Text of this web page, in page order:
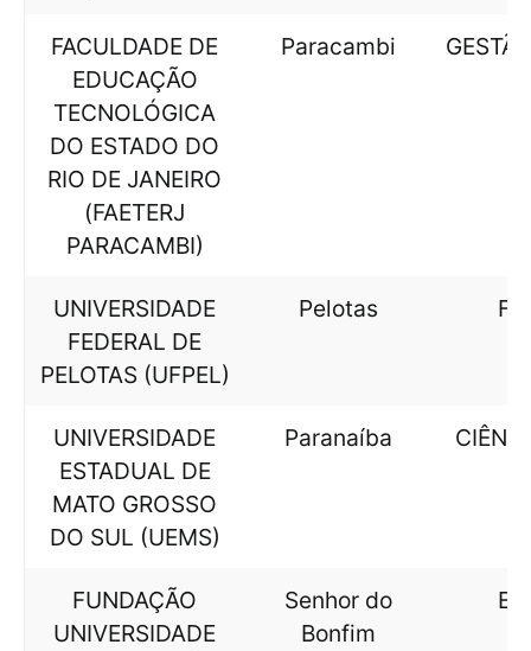
FACULDADE DE
EDUCAÇÃO
TECNOLÓGICA
DO ESTADO DO
RIO DE JANEIRO
(FAETERJ
PARACAMBI)
Paracambi
UNIVERSIDADE
FEDERAL DE
PELOTAS (UFPEL)
Pelotas
UNIVERSIDADE
ESTADUAL DE
MATO GROSSO
DO SUL (UEMS)
Paranaíba
FUNDAÇÃO
UNIVERSIDADE
Senhor do
Bonfim